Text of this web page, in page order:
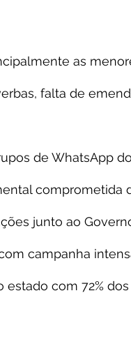
as
falta de
de WhatsApp
comprometida
junto ao
campanha
estado com 72%